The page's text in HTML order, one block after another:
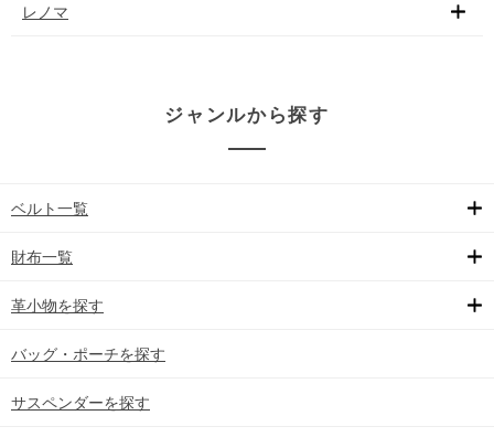
レノマ
ジャンルから探す
ベルト一覧
財布一覧
革小物を探す
バッグ・ポーチを探す
サスペンダーを探す